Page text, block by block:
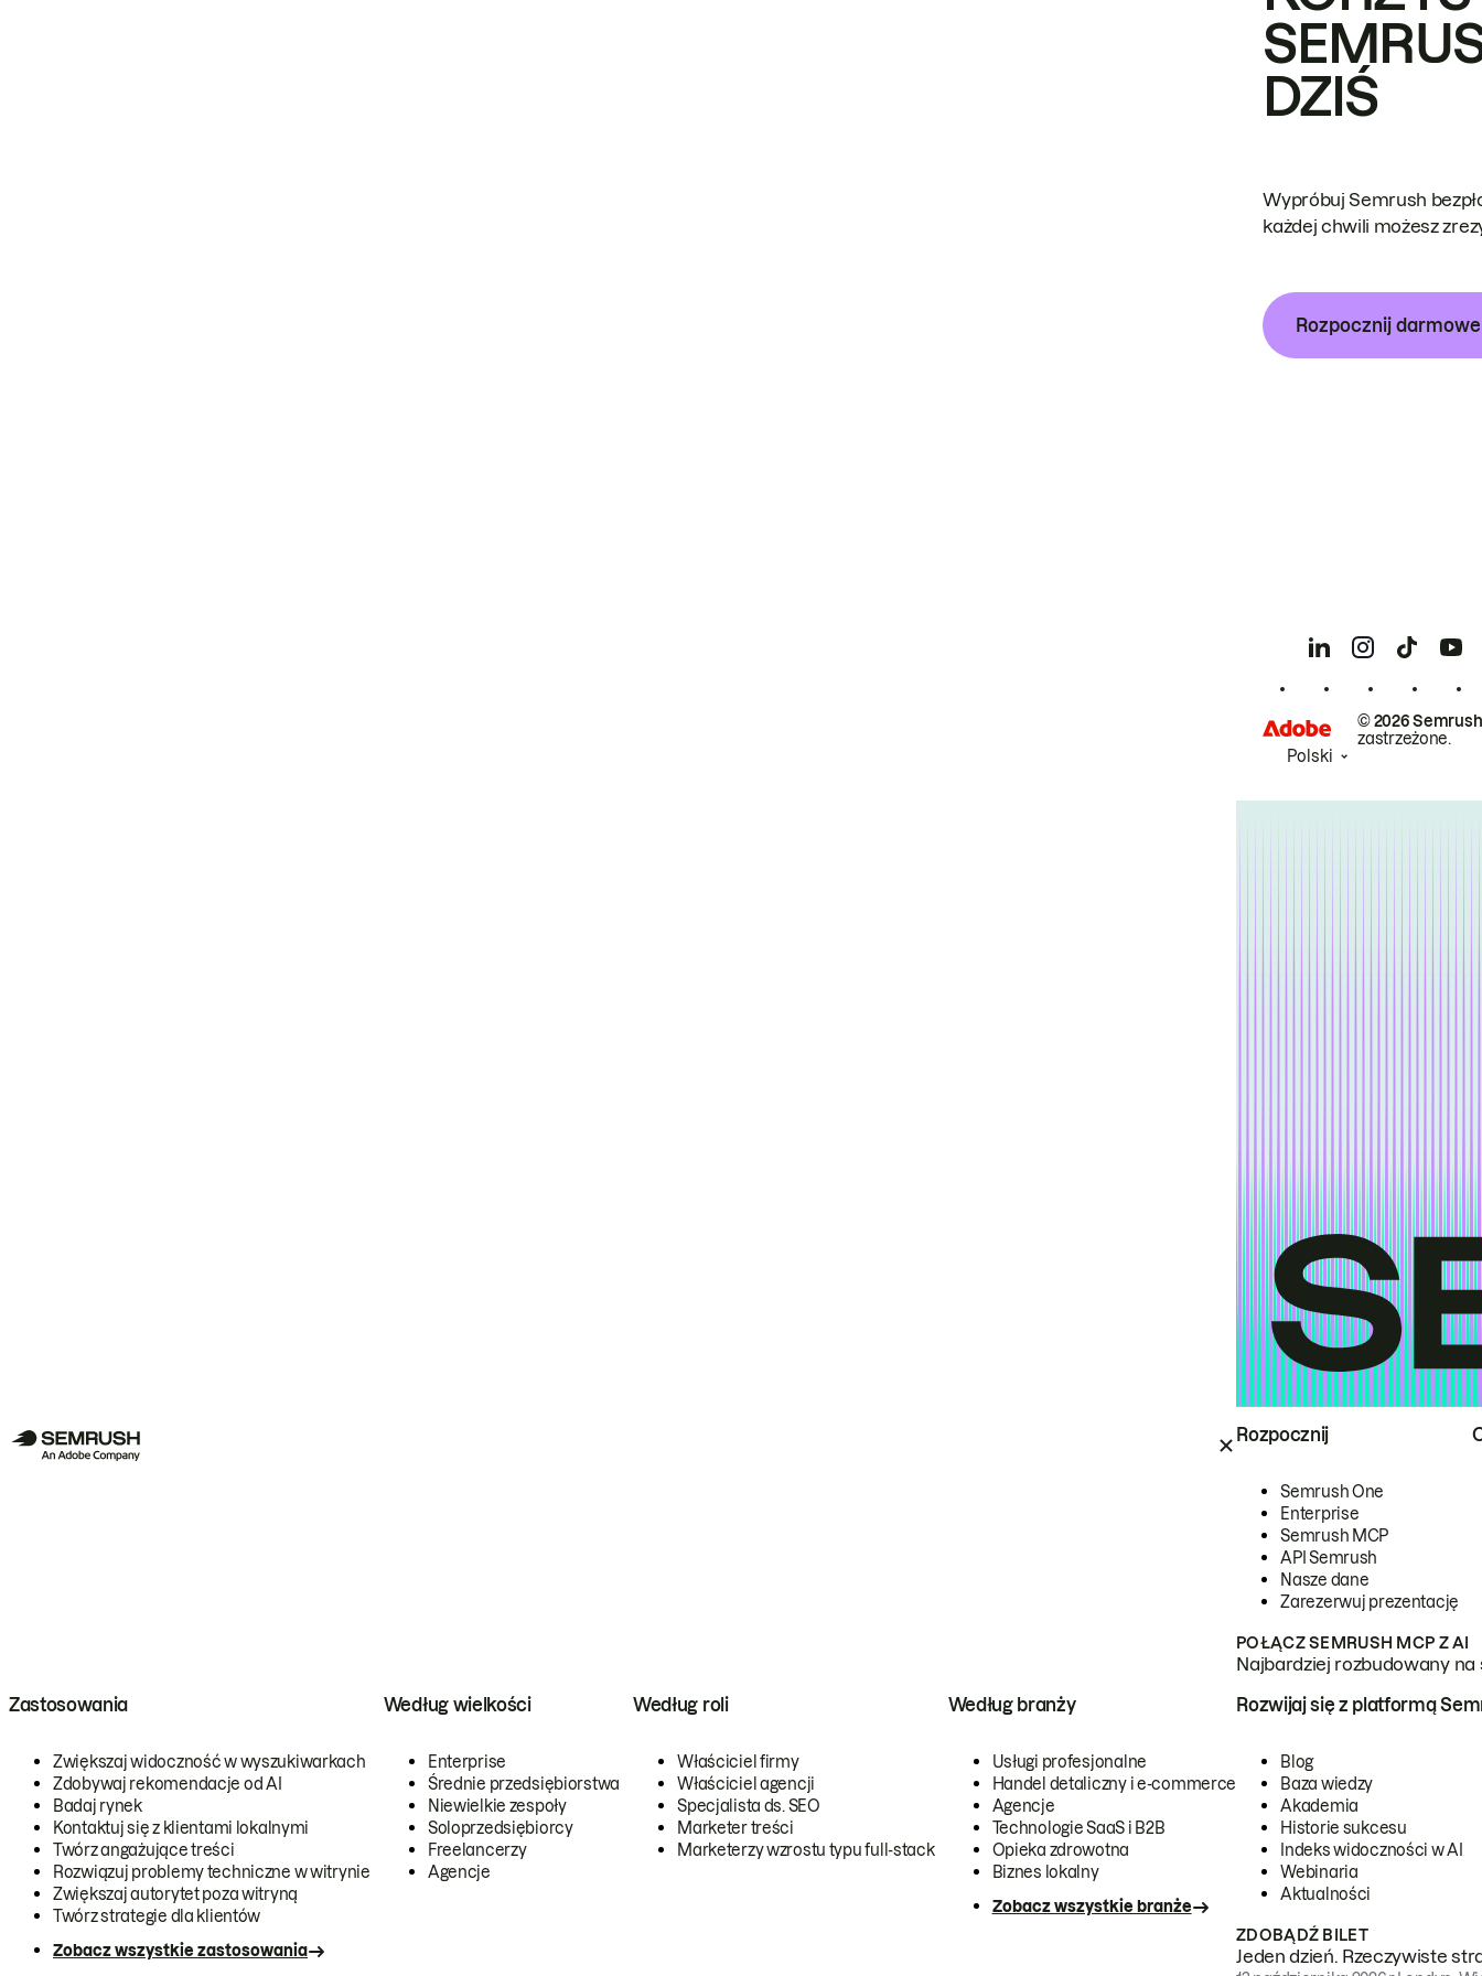
Rozpocznij
Semrush One
Enterprise
Semrush MCP
API Semrush
Nasze dane
Zarezerwuj prezentację
POŁĄCZ SEMRUSH MCP Z AI
Najbardziej rozbudowany
Zastosowania
Zwiększaj widoczność w wyszukiwarkach
Zdobywaj rekomendacje od AI
Badaj rynek
Kontaktuj się z klientami lokalnymi
Twórz angażujące treści
Rozwiązuj problemy techniczne w witrynie
Zwiększaj autorytet poza witryną
Twórz strategie dla klientów
Zobacz wszystkie zastosowania
Według wielkości
Enterprise
Średnie przedsiębiorstwa
Niewielkie zespoły
Soloprzedsiębiorcy
Freelancerzy
Agencje
Według roli
Właściciel firmy
Właściciel agencji
Specjalista ds. SEO
Marketer treści
Marketerzy wzrostu typu full-stack
Według branży
Usługi profesjonalne
Handel detaliczny i e-commerce
Agencje
Technologie SaaS i B2B
Opieka zdrowotna
Biznes lokalny
Zobacz wszystkie branże
Rozwijaj się z platformą
Blog
Baza wiedzy
Akademia
Historie sukcesu
Indeks widoczności w AI
Webinaria
Aktualności
ZDOBĄDŹ BILET
Jeden dzień. Rzeczywiste
DZIŚ
Wypróbuj Semrush
każdej chwili możesz
Rozpocznij
© 2026
zastrzeżone.
Polski